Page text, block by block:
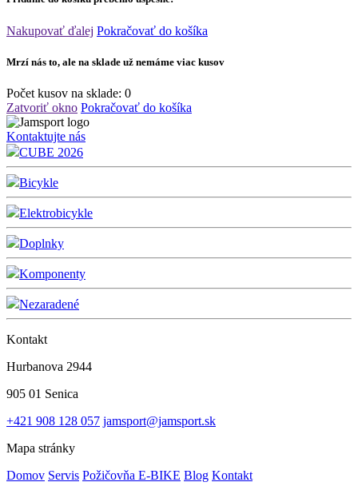
Nakupovať ďalej Pokračovať do košíka
Mrzí nás to, ale na sklade už nemáme viac kusov
Počet kusov na sklade: 0
Zatvoriť okno Pokračovať do košíka
Kontaktujte nás
CUBE 2026
Bicykle
Elektrobicykle
Doplnky
Komponenty
Nezaradené
Kontakt
Hurbanova 2944
905 01 Senica
+421 908 128 057 jamsport@jamsport.sk
Mapa stránky
Domov Servis Požičovňa E-BIKE Blog Kontakt